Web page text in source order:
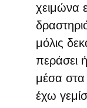
χειμώνα
μόλις
περάσει
μέσα στα
έχω